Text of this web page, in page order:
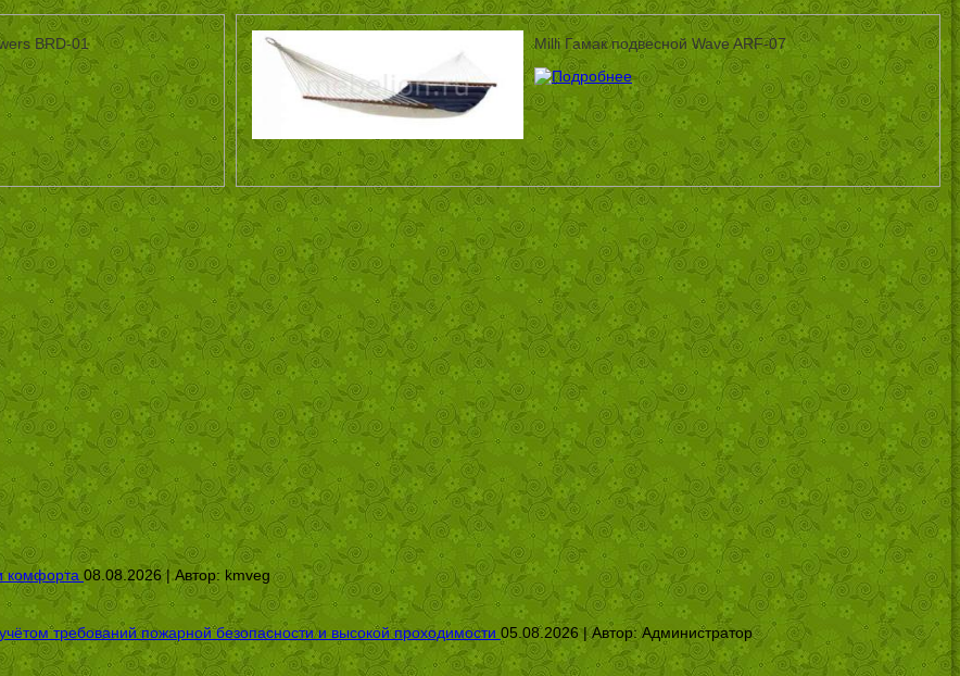
BRD-01 Milli Гамак подвесной Wave ARF-07
комфорта 08.08.2026 | Автор: kmveg
требований пожарной безопасности и высокой проходимости 05.08.2026 | Автор:Администратор